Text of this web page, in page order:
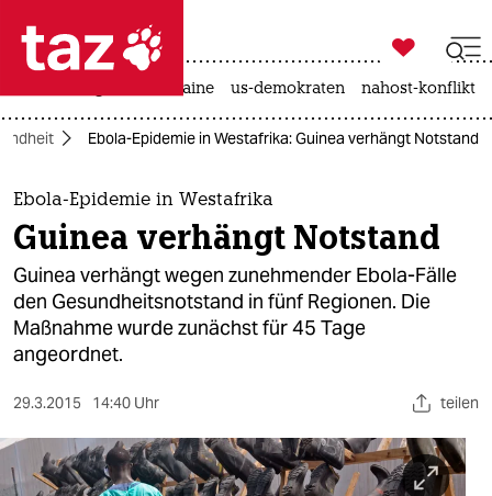
 taz zahl ich
taz zahl ich
themen
politik
öko
gesellschaft
kultur
sport

taz zahl ich
krieg in der ukraine us-demokraten nahost-konflikt
Ebola-Epidemie in Westafrika: Guinea verhängt Notstand
Ebola-Epidemie in Westafrika
Guinea verhängt Notstand
Guinea verhängt wegen zunehmender Ebola-Fälle
den Gesundheitsnotstand in fünf Regionen. Die
Maßnahme wurde zunächst für 45 Tage
angeordnet.
29.3.2015 14:40 Uhr teilen